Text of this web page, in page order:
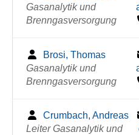
Gasanalytik und
Brenngasversorgung
Brosi, Thomas
Gasanalytik und
Brenngasversorgung
Crumbach, Andreas
Leiter Gasanalytik und